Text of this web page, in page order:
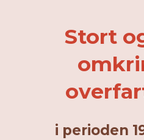
Stort
i perioden